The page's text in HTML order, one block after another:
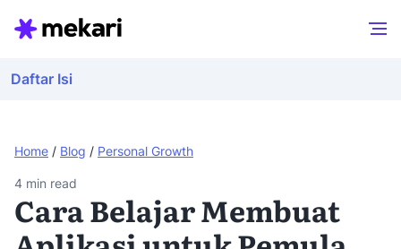
Home / Blog / Personal Growth
Daftar Isi
4 min read
Cara Belajar Membuat